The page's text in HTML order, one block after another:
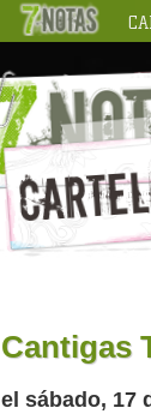
Cantigas
el sábado, 17